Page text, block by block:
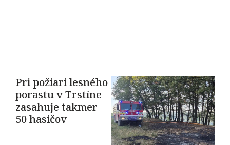
Pri požiari lesného
porastu v Trstíne
zasahuje takmer
50 hasičov